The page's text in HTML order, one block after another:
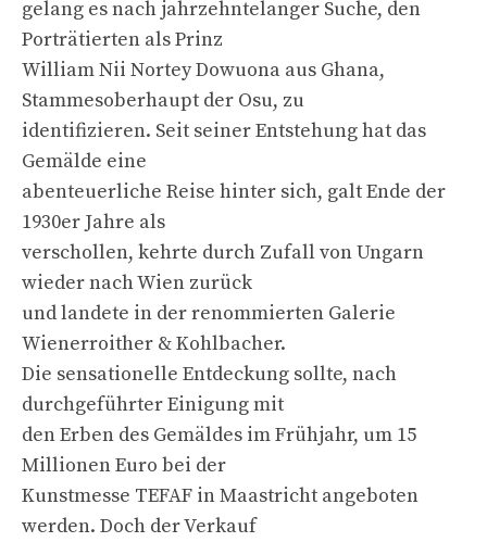
gelang es nach jahrzehntelanger Suche, den
Porträtierten als Prinz
William Nii Nortey Dowuona aus Ghana,
Stammesoberhaupt der Osu, zu
identifizieren. Seit seiner Entstehung hat das
Gemälde eine
abenteuerliche Reise hinter sich, galt Ende der
1930er Jahre als
verschollen, kehrte durch Zufall von Ungarn
wieder nach Wien zurück
und landete in der renommierten Galerie
Wienerroither & Kohlbacher.
Die sensationelle Entdeckung sollte, nach
durchgeführter Einigung mit
den Erben des Gemäldes im Frühjahr, um 15
Millionen Euro bei der
Kunstmesse TEFAF in Maastricht angeboten
werden. Doch der Verkauf